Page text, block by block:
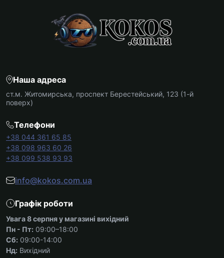
Наша адреса
ст.м. Житомирська, проспект Берестейський, 123 (1-й
поверх)
Телефони
+38 044 361 65 85
+38 098 963 60 26
+38 099 538 93 93
info@kokos.com.ua
Графік роботи
Увага 8 серпня у магазині вихідний
Пн - Пт: 09:00–18:00
Сб: 09:00-14:00
Нд: Вихідний